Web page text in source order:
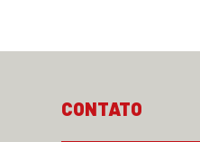
CONTATO